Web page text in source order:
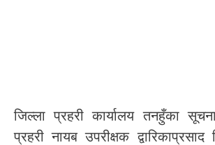
जिल्ला प्रहरी कार्यालय तनहुँका
प्रहरी नायब उपरीक्षक